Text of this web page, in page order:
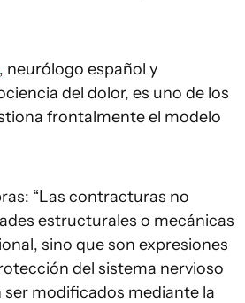
, neurólogo español y
del dolor, es uno de los
frontalmente el modelo
“Las contracturas no
estructurales o mecánicas
sino que son expresiones
del sistema nervioso
modificados mediante la